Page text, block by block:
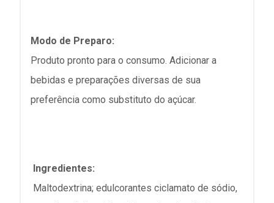
Modo de Preparo:
Produto pronto para o consumo. Adicionar a
bebidas e preparações diversas de sua
preferência como substituto do açúcar.
Ingredientes:
Maltodextrina; edulcorantes ciclamato de sódio,